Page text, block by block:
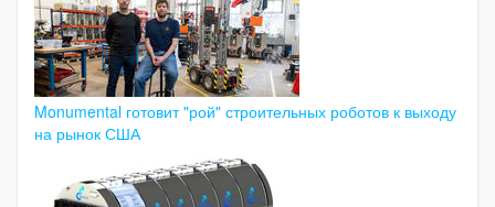
Monumental готовит "рой" строительных роботов к выходу
на рынок США